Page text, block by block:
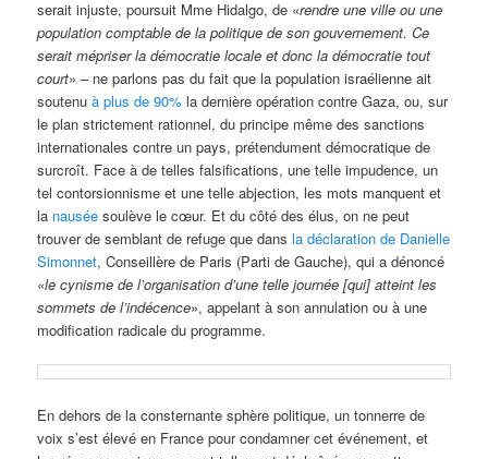
serait injuste, poursuit Mme Hidalgo, de «rendre une ville ou une
population comptable de la politique de son gouvernement. Ce
serait mépriser la démocratie locale et donc la démocratie tout
court» – ne parlons pas du fait que la population israélienne ait
soutenuà plus de 90% la dernière opération contre Gaza, ou, sur
le plan strictement rationnel, du principe même des sanctions
internationales contre un pays, prétendument démocratique de
surcroît. Face à de telles falsifications, une telle impudence, un
tel contorsionnisme et une telle abjection, les mots manquent et
la nausée soulève le cœur. Et du côté des élus, on ne peut
trouver de semblant de refuge que dansla déclaration de Danielle
Simonnet, Conseillère de Paris (Parti de Gauche), qui a dénoncé
«le cynisme de l’organisation d’une telle journée [qui] atteint les
sommets de l’indécence», appelant à son annulation ou à une
modification radicale du programme.
En dehors de la consternante sphère politique, un tonnerre de
voix s’est élevé en France pour condamner cet événement, et